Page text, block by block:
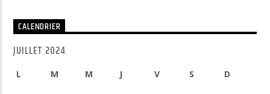
CALENDRIER
JUILLET 2024
L M M J V S D